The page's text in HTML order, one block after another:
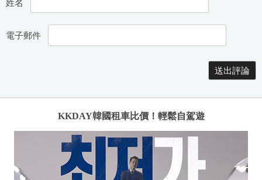
姓名
電子郵件
KKDAY韓國租車比價！輕鬆自駕遊